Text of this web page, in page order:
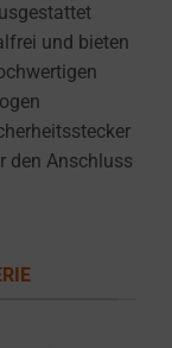
und bieten
den Anschluss